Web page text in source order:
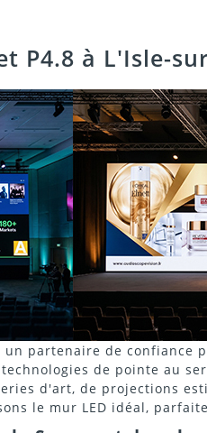
P4.8 à L'Isle-
partenaire de confiance
de pointe au
d'art, de projections
le mur LED idéal,